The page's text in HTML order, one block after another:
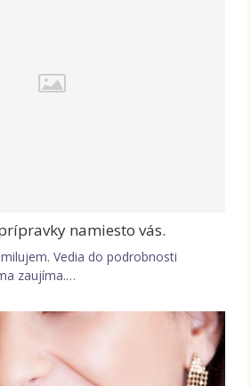
namiesto vás.
Vedia do podrobnosti
zaujíma.…